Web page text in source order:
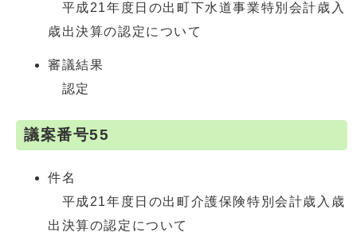
平成21年度日の出町下水道事業特別会計歳入
歳出決算の認定について
審議結果
認定
議案番号55
件名
平成21年度日の出町介護保険特別会計歳入歳
出決算の認定について